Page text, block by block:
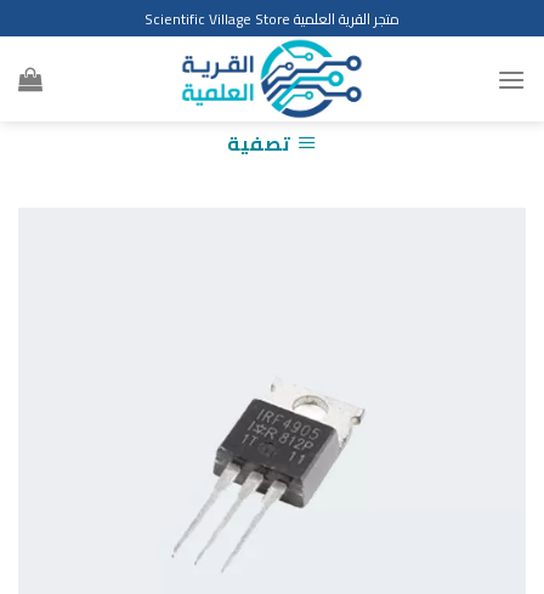
to
content
متجر القرية العلمية Scientific Village Store
تصفية